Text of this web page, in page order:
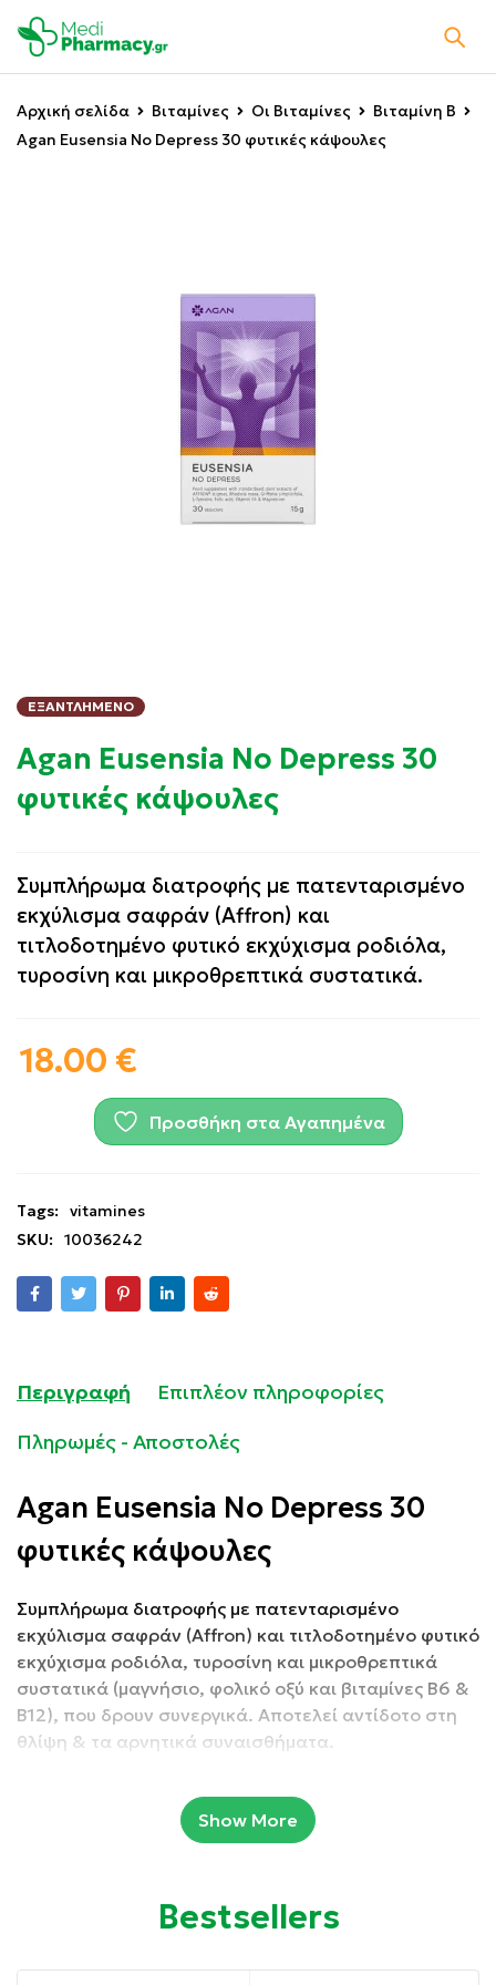
Αρχική σελίδα Βιταμίνες Οι Βιταμίνες
Βιταμίνη B
Agan Eusensia No Depress 30 φυτικές κάψουλες
ΕΞΑΝΤΛΗΜΈΝΟ
Agan Eusensia No Depress 30
φυτικές κάψουλες
Συμπλήρωμα διατροφής με πατενταρισμένο
εκχύλισμα σαφράν (Affron) και
τιτλοδοτημένο φυτικό εκχύχισμα ροδιόλα,
τυροσίνη και μικροθρεπτικά συστατικά.
18.00 €
Προσθήκη στα Αγαπημένα
Tags:
vitamines
SKU:
10036242
Περιγραφή
Επιπλέον πληροφορίες
Πληρωμές - Αποστολές
Agan Eusensia No Depress 30
φυτικές κάψουλες
Συμπλήρωμα διατροφής με πατενταρισμένο
εκχύλισμα σαφράν (Affron) και τιτλοδοτημένο φυτικό
εκχύχισμα ροδιόλα, τυροσίνη και μικροθρεπτικά
συστατικά (μαγνήσιο, φολικό οξύ και βιταμίνες B6 &
B12), που δρουν συνεργικά. Αποτελεί αντίδοτο στη
θλίψη & τα αρνητικά συναισθήματα.
Συσκευασία: 30 Φυτικές Κάψουλες
Επιδρά θετικά στην επαναφορά της ψυχοσωματικής
Show More
Bestsellers